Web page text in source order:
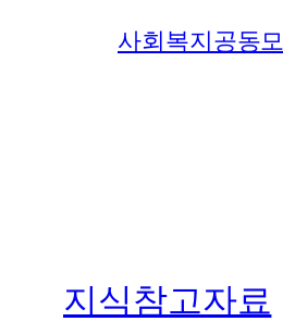
사회복지공동
지식참고자료